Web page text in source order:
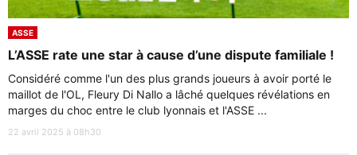
ASSE
L’ASSE rate une star à cause d’une dispute familiale !
Considéré comme l'un des plus grands joueurs à avoir porté le
maillot de l'OL, Fleury Di Nallo a lâché quelques révélations en
marges du choc entre le club lyonnais et l'ASSE ...
22 avril 2025 à 08h30